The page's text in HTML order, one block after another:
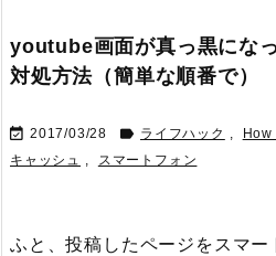
youtube画面が真っ黒にな
対処方法（簡単な順番で）
 2017/03/28  ライフハック , How
キャッシュ , スマートフォン
ふと、投稿したページをスマ